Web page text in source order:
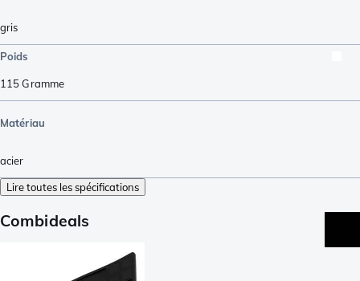
gris
Poids
115Gramme
Matériau
acier
Lire toutes les spécifications
Combideals